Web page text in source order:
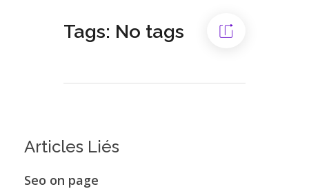
Tags: No tags
Articles Liés
Seo on page